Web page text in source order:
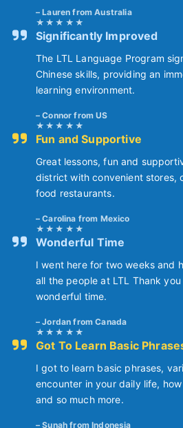
Lauren from Australia
Significantly Improved
The LTL Language Program
Chinese skills, providing an
learning environment.
Connor from US
Fun and Supportive
Great lessons, fun and
district with convenient stores,
food restaurants.
Carolina from Mexico
Wonderful Time
I went here for two weeks and
all the people at LTL Thank
wonderful time.
Jordan from Canada
Got To Learn Basic
I got to learn basic phrases,
encounter in your daily life,
and so much more.
Sunah from Indonesia